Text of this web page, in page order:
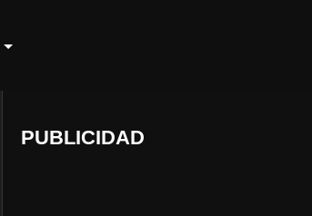
PUBLICIDAD